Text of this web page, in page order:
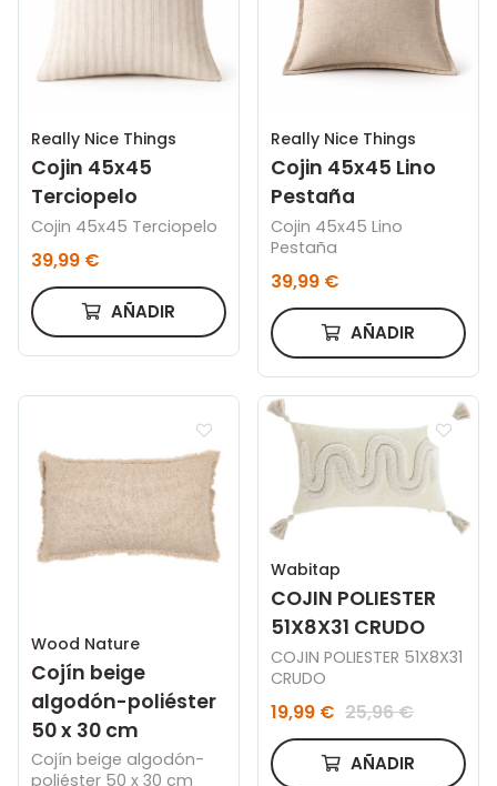
Really Nice Things
Cojin 45x45
Terciopelo
Cojin 45x45 Terciopelo
39,99 €
AÑADIR
Really Nice Things
Cojin 45x45 Lino
Pestaña
Cojin 45x45 Lino
Pestaña
39,99 €
AÑADIR
Wood Nature
Cojín beige
algodón-poliéster
50 x 30 cm
Cojín beige algodón-
poliéster 50 x 30 cm
Wabitap
COJIN POLIESTER
51X8X31 CRUDO
COJIN POLIESTER 51X8X31
CRUDO
19,99 € 25,96 €
AÑADIR